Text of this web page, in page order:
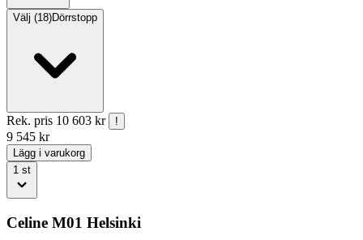
Välj (18)Dörrstopp
Rek. pris 10 603 kr !
9 545 kr
Lägg i varukorg
1 st
Celine M01 Helsinki